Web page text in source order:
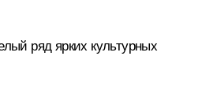
ряд ярких культурных